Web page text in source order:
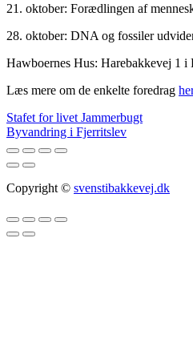
21. oktober: Forædlingen af
28. oktober: DNA og fossiler
Hawboernes Hus: Harebakkevej 1 i
Læs mere om de enkelte foredrag
Indlægsnavigation
Stafet for livet Jammerbugt
Byvandring i Fjerritslev
Copyright © svenstibakkevej.dk